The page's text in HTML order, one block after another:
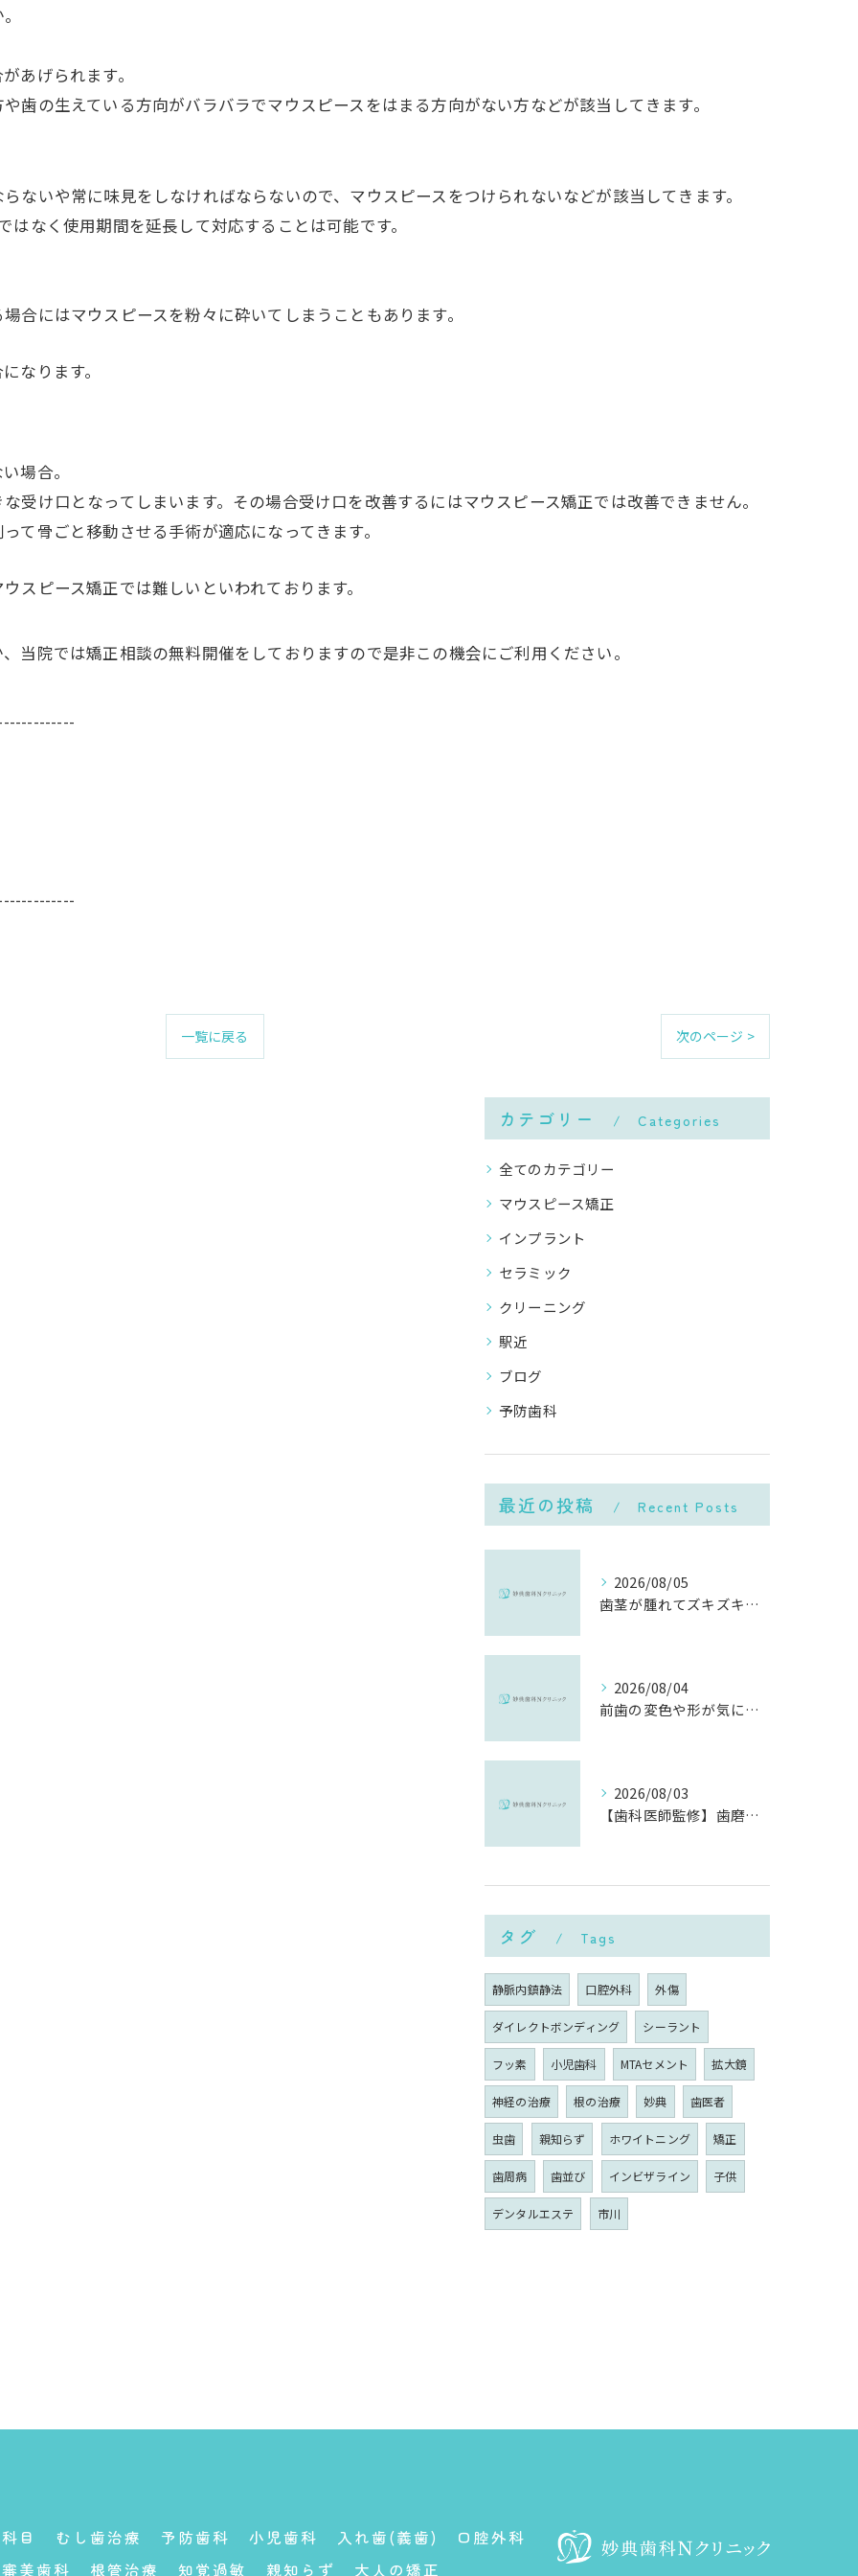
あげられます。
歯の生えている方向がバラバラでマウスピースをはまる方向がない方などが該当してきます。
ないや常に味見をしなければならないので、マウスピースをつけられないなどが該当してきます。
なく使用期間を延長して対応することは可能です。
合にはマウスピースを粉々に砕いてしまうこともあります。
なります。
場合。
受け口となってしまいます。その場合受け口を改善するにはマウスピース矯正では改善できません。
て骨ごと移動させる手術が適応になってきます。
スピース矯正では難しいといわれております。
当院では矯正相談の無料開催をしておりますので是非この機会にご利用ください。
一覧に戻る 次のページ >
カテゴリー Categories
全てのカテゴリー
マウスピース矯正
インプラント
セラミック
クリーニング
駅近
ブログ
予防歯科
最近の投稿 Recent Posts
2026/08/05
歯茎が腫れてズキズキ痛む時の応急処置と、早めに受診すべき理由
2026/08/04
前歯の変色や形が気になる…削らずにきれいに整える「ダイレクトボンディング」とは？
2026/08/03
【歯科医師監修】歯磨きで歯茎や歯が痛い5つの原因と治療法｜何科・いつ病院へ行くべき？
タグ Tags
静脈内鎮静法 口腔外科 外傷
ダイレクトボンディング シーラント
フッ素 小児歯科 MTAセメント 拡大鏡
神経の治療 根の治療 妙典 歯医者
虫歯 親知らず ホワイトニング 矯正
歯周病 歯並び インビザライン 子供
デンタルエステ 市川
目 むし歯治療 予防歯科 小児歯科 入れ歯(義歯)
口腔外科
審美歯科 根管治療 知覚過敏 親知らず 大人の矯正